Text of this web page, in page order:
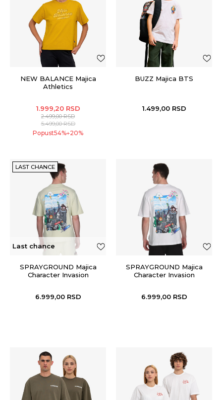
NEW BALANCE Majica
Athletics
1.999,20 RSD
2.499,00RSD
5.499,00RSD
Popust54%+20%
BUZZ Majica BTS
1.499,00 RSD
LAST CHANCE
Last chance
SPRAYGROUND Majica
Character Invasion
6.999,00 RSD
SPRAYGROUND Majica
Character Invasion
6.999,00 RSD